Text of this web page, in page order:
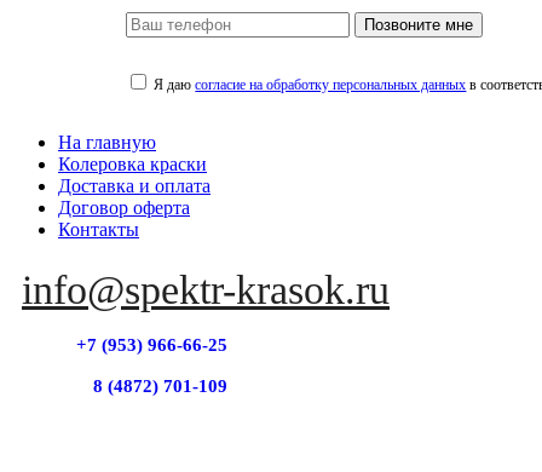
Позвоните мне
Я даюсогласие на обработку персональных данных в
На главную
Колеровка краски
Доставка и оплата
Договор оферта
Контакты
info@spektr-krasok.ru
+7 (953) 966-66-25
8 (4872) 701-109